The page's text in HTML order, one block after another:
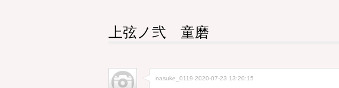
上弦ノ弐 童磨
nasuke_0119 2020-07-23 13:20:15